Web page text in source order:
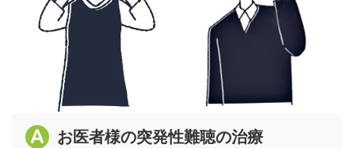
お医者様の突発性難聴の治療